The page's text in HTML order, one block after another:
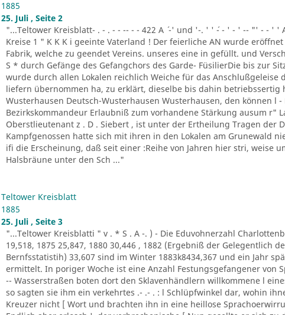
1885
25. Juli , Seite 2
"...Teltower Kreisblatt- . - . - - -- - - 422 A ´ -' und '-. ' ' ´- - ' - ' -- "' - - ' '
Kreise 1 " K K K i geeinte Vaterland ! Der feierliche AN wurde
Fabrik, welche zu geendet Vereins. unseres eine in gefüllt. und
S * durch Gefänge des Gefangchors des Garde- FüsilierDie bis zur
wurde durch allen Lokalen reichlich Weiche für das Anschlußgeleise
liefern übernommen ha, zu erklärt, dieselbe bis dahin betriebssertig
Wusterhausen Deutsch-Wusterhausen Wusterhausen, den können l
Bezirkskommandeur Erlaubniß zum vorhandene Stärkung ausum r"
Oberstlieutenant z . D . Siebert , ist unter der Ertheilung Tragen der
Kampfgenossen hatte sich mit ihren in den Lokalen am Grunewald
ifi die Erscheinung, daß seit einer :Reihe von Jahren hier stri, weise
Halsbräune unter den Sch ..."
Teltower Kreisblatt
1885
25. Juli , Seite 3
"...Teltower Kreisblatti " v . * S . A -. ) - Die Eduvohnerzahl
19,518, 1875 25,847, 1880 30,446 , 1882 (Ergebniß der Gelegentlich
Bernfsstatistih) 33,607 sind im Winter 1883k8434,367 und ein Jahr
ermittelt. In poriger Woche ist eine Anzahl Festungsgefangener von
-- Wasserstraßen boten dort den Sklavenhändlern willkommene l
so sagten sie ihm ein verkehrtes .- .- . : l Schlüpfwinkel dar, wohin
Kreuzer nicht [ Wort und brachten ihn in eine heillose